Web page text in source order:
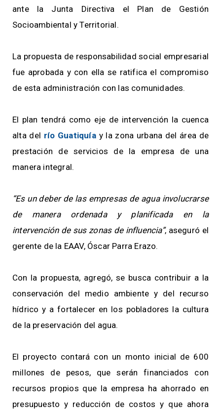
ante la Junta Directiva el Plan de Gestión
Socioambiental y Territorial.
La propuesta de responsabilidad social empresarial
fue aprobada y con ella se ratifica el compromiso
de esta administración con las comunidades.
El plan tendrá como eje de intervención la cuenca
alta del río Guatiquíay la zona urbana del área de
prestación de servicios de la empresa de una
manera integral.
“Es un deber de las empresas de agua involucrarse
de manera ordenada y planificada en la
intervención de sus zonas de influencia”, aseguró el
gerente de la EAAV, Óscar Parra Erazo.
Con la propuesta, agregó, se busca contribuir a la
conservación del medio ambiente y del recurso
hídrico y a fortalecer en los pobladores la cultura
de la preservación del agua.
El proyecto contará con un monto inicial de 600
millones de pesos, que serán financiados con
recursos propios que la empresa ha ahorrado en
presupuesto y reducción de costos y que ahora